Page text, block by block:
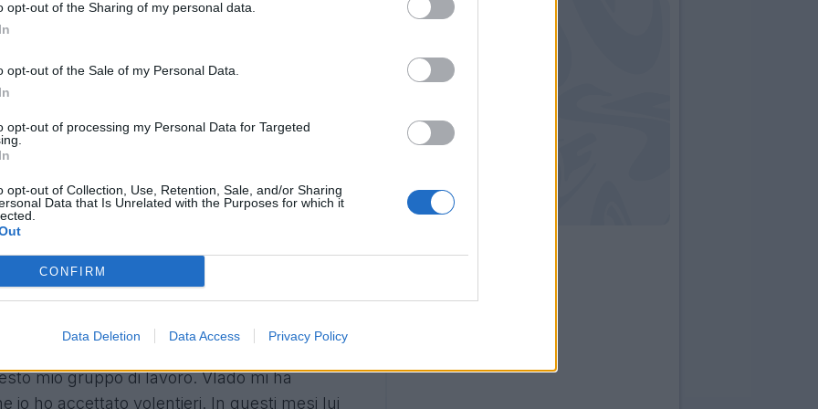
opt-out of the Sharing of my personal data.
opt-out of the Sale of my Personal Data.
opt-out of processing my Personal Data for Targeted
opt-out of Collection, Use, Retention, Sale, and/or Sharing
Data that Is Unrelated with the Purposes for which it
CONFIRM
Data Deletion Data Access Privacy Policy
IL FUTURO DI CASSINI
una squadra che è nostra amica in sede di
Bruno Fernandes? E’ una sciocchezza
pochi giorni che se gli manca qualcosa,
Però prima deve vederla la squadra
di crescita che ha già iniziato in
di qualità, sa plasmare le menti. Io
sono molto preoccupato perché nel 2013
più forte di questa e con Gasperini
mio gruppo di lavoro. Vlado mi ha
io ho accettato volentieri. In questi mesi lui